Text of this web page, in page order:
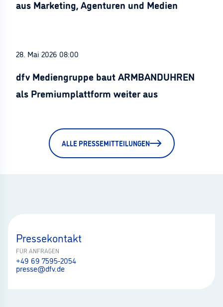
aus Marketing, Agenturen und Medien
28. Mai 2026 08:00
dfv Mediengruppe baut ARMBANDUHREN
als Premiumplattform weiter aus
ALLE PRESSEMITTEILUNGEN
Pressekontakt
FÜR ANFRAGEN
+49 69 7595-2054
presse@dfv.de